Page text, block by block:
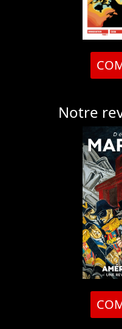
Notre